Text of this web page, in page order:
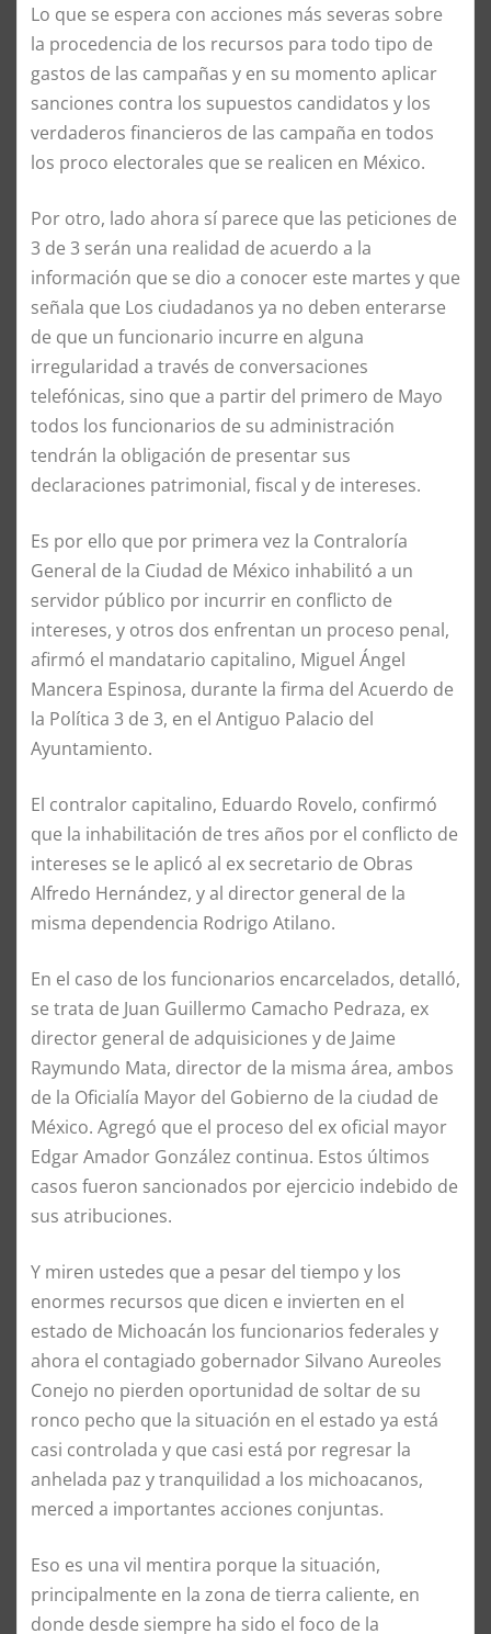
Lo que se espera con acciones más severas sobre
la procedencia de los recursos para todo tipo de
gastos de las campañas y en su momento aplicar
sanciones contra los supuestos candidatos y los
verdaderos financieros de las campaña en todos
los proco electorales que se realicen en México.
Por otro, lado ahora sí parece que las peticiones de
3 de 3 serán una realidad de acuerdo a la
información que se dio a conocer este martes y que
señala que Los ciudadanos ya no deben enterarse
de que un funcionario incurre en alguna
irregularidad a través de conversaciones
telefónicas, sino que a partir del primero de Mayo
todos los funcionarios de su administración
tendrán la obligación de presentar sus
declaraciones patrimonial, fiscal y de intereses.
Es por ello que por primera vez la Contraloría
General de la Ciudad de México inhabilitó a un
servidor público por incurrir en conflicto de
intereses, y otros dos enfrentan un proceso penal,
afirmó el mandatario capitalino, Miguel Ángel
Mancera Espinosa, durante la firma del Acuerdo de
la Política 3 de 3, en el Antiguo Palacio del
Ayuntamiento.
El contralor capitalino, Eduardo Rovelo, confirmó
que la inhabilitación de tres años por el conflicto de
intereses se le aplicó al ex secretario de Obras
Alfredo Hernández, y al director general de la
misma dependencia Rodrigo Atilano.
En el caso de los funcionarios encarcelados, detalló,
se trata de Juan Guillermo Camacho Pedraza, ex
director general de adquisiciones y de Jaime
Raymundo Mata, director de la misma área, ambos
de la Oficialía Mayor del Gobierno de la ciudad de
México. Agregó que el proceso del ex oficial mayor
Edgar Amador González continua. Estos últimos
casos fueron sancionados por ejercicio indebido de
sus atribuciones.
Y miren ustedes que a pesar del tiempo y los
enormes recursos que dicen e invierten en el
estado de Michoacán los funcionarios federales y
ahora el contagiado gobernador Silvano Aureoles
Conejo no pierden oportunidad de soltar de su
ronco pecho que la situación en el estado ya está
casi controlada y que casi está por regresar la
anhelada paz y tranquilidad a los michoacanos,
merced a importantes acciones conjuntas.
Eso es una vil mentira porque la situación,
principalmente en la zona de tierra caliente, en
donde desde siempre ha sido el foco de la